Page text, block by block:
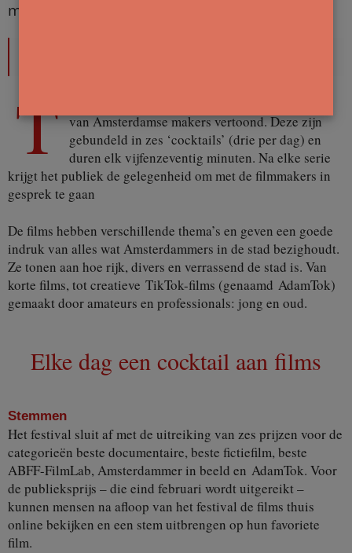
met (korte) films over Amsterdam.
T van Amsterdamse makers vertoond. Deze zijn
gebundeld in zes ‘cocktails’ (drie per dag) en
duren elk vijfenzeventig minuten. Na elke serie
krijgt het publiek de gelegenheid om met de filmmakers in
gesprek te gaan
De films hebben verschillende thema’s en geven een goede
indruk van alles wat Amsterdammers in de stad bezighoudt.
Ze tonen aan hoe rijk, divers en verrassend de stad is. Van
korte films, tot creatieve TikTok-films (genaamd AdamTok)
gemaakt door amateurs en professionals: jong en oud.
Elke dag een cocktail aan films
Stemmen
Het festival sluit af met de uitreiking van zes prijzen voor de
categorieën beste documentaire, beste fictiefilm, beste
ABFF-FilmLab, Amsterdammer in beeld en AdamTok. Voor
de publieksprijs – die eind februari wordt uitgereikt –
kunnen mensen na afloop van het festival de films thuis
online bekijken en een stem uitbrengen op hun favoriete
film.